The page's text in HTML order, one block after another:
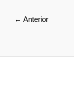
← Anterior